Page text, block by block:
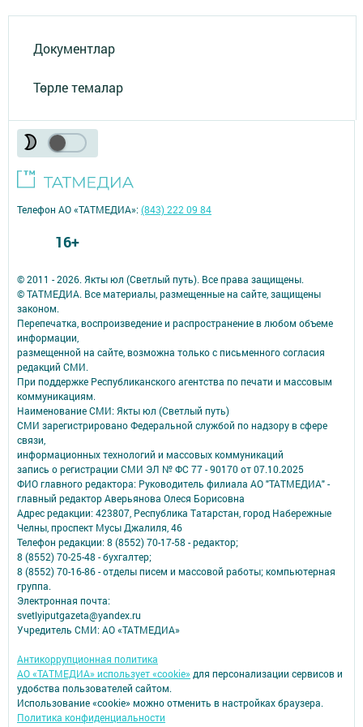
Документлар
Төрле темалар
© 2011 - 2026. Якты юл (Светлый путь). Все права защищены.
© ТАТМЕДИА. Все материалы, размещенные на сайте, защищены
законом.
Перепечатка, воспроизведение и распространение в любом объеме
информации,
размещенной на сайте, возможна только с письменного согласия
редакций СМИ.
При поддержке Республиканского агентства по печати и массовым
коммуникациям.
Наименование СМИ: Якты юл (Светлый путь)
СМИ зарегистрировано Федеральной службой по надзору в сфере
связи,
информационных технологий и массовых коммуникаций
запись о регистрации СМИ ЭЛ № ФС 77 - 90170 от 07.10.2025
ФИО главного редактора: Руководитель филиала АО "ТАТМЕДИА" -
главный редактор Аверьянова Олеся Борисовна
Адрес редакции: 423807, Республика Татарстан, город Набережные
Челны, проспект Мусы Джалиля, 46
Телефон редакции: 8 (8552) 70-17-58 - редактор;
8 (8552) 70-25-48 - бухгалтер;
8 (8552) 70-16-86 - отделы писем и массовой работы; компьютерная
группа.
Электронная почта:
svetlyiputgazeta@yandex.ru
Учредитель СМИ: АО «ТАТМЕДИА»
Антикоррупционная политика
АО «ТАТМЕДИА» использует «cookie» для персонализации сервисов и
удобства пользователей сайтом.
Использование «cookie» можно отменить в настройках браузера.
Политика конфиденциальности
Телефон АО «ТАТМЕДИА»:(843) 222 09 84
16+